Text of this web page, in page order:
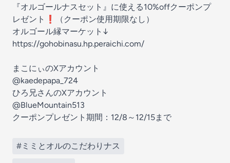
『オルゴールナスセット』に使える10%offクーポンプ
レゼント❗️（クーポン使用期限なし）
オルゴール縁マーケット↓
https://gohobinasu.hp.peraichi.com/
まこにぃのXアカウント
@kaedepapa_724
ひろ兄さんのXアカウント
@BlueMountain513
クーポンプレゼント期間：12/8～12/15まで
#ミミとオルのこだわりナス